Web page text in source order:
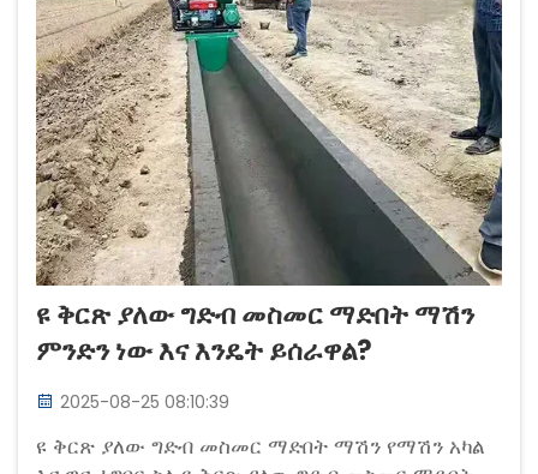
ዩ ቅርጽ ያለው ግድብ መስመር ማድበት ማሽን
ምንድን ነው እና እንዴት ይሰራዋል?
2025-08-25 08:10:39
ዩ ቅርጽ ያለው ግድብ መስመር ማድበት ማሽን የማሽን አካል